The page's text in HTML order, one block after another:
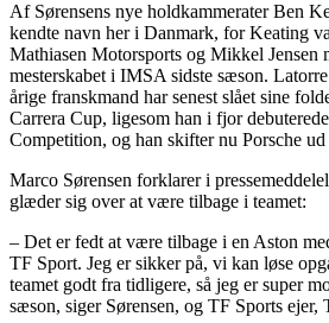
Af Sørensens nye holdkammerater Ben
kendte navn her i Danmark, for Keating
Mathiasen Motorsports og Mikkel
mesterskabet i IMSA sidste sæson.
årige franskmand har senest slået sine
Carrera Cup, ligesom han i fjor
Competition, og han skifter nu Porsche
Marco Sørensen forklarer i
glæder sig over at være tilbage i teamet:
– Det er fedt at være tilbage i en Aston
TF Sport. Jeg er sikker på, vi kan løse
teamet godt fra tidligere, så jeg er super
sæson, siger Sørensen, og TF Sports ejer,